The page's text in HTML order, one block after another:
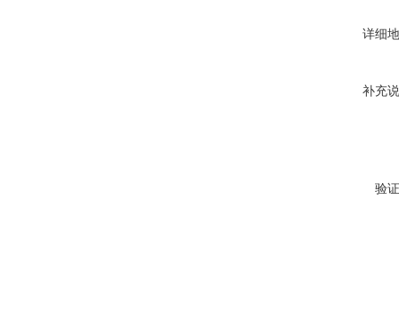
详细
补充
验